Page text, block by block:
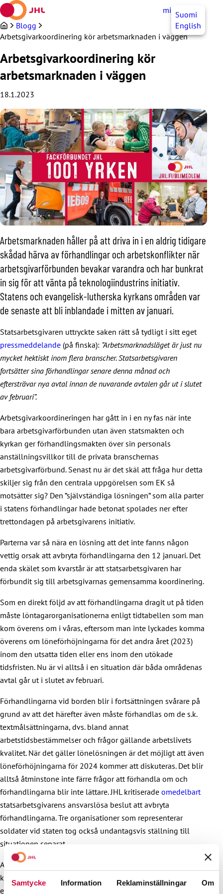
Samtycke Information Reklaminställningar Om
Hoppa
till
innehållet
mittJHL SV
Suomi
English
Blogg
Arbetsgivarkoordinering kör arbetsmarknaden i väggen
Arbetsgivarkoordinering kör
arbetsmarknaden i väggen
18.1.2023
Arbetsmarknaden håller på att driva in i en aldrig tidigare
skådad härva av förhandlingar och arbetskonflikter när
arbetsgivarförbunden bevakar varandra och har bunkrat
in sig för att vänta på teknologiindustrins initiativ.
Statens och evangelisk-lutherska kyrkans områden var
de senaste att bli inblandade i mitten av januari.
Statsarbetsgivaren uttryckte saken rätt så tydligt i sitt eget
pressmeddelande (på finska): ”Arbetsmarknadsläget är just nu
mycket hektiskt inom flera branscher. Statsarbetsgivaren
fortsätter sina förhandlingar senare denna månad och
eftersträvar nya avtal innan de nuvarande avtalen går ut i slutet
av februari”.
Arbetsgivarkoordineringen har gått in i en ny fas när inte
bara arbetsgivarförbunden utan även statsmakten och
kyrkan ger förhandlingsmakten över sin personals
anställningsvillkor till de privata branschernas
arbetsgivarförbund. Senast nu är det skäl att fråga hur detta
skiljer sig från den centrala uppgörelsen som EK så
motsätter sig? Den ”självständiga lösningen” som alla parter
i statens förhandlingar hade betonat spolades ner efter
trettondagen på arbetsgivarens initiativ.
Parterna var så nära en lösning att det inte fanns någon
vettig orsak att avbryta förhandlingarna den 12 januari. Det
enda skälet som kvarstår är att statsarbetsgivaren har
förbundit sig till arbetsgivarnas gemensamma koordinering.
Som en direkt följd av att förhandlingarna dragit ut på tiden
måste löntagarorganisationerna enligt tidtabellen som man
kom överens om i våras, eftersom man inte lyckades komma
överens om löneförhöjningarna för det andra året (2023)
inom den utsatta tiden eller ens inom den utökade
tidsfristen. Nu är vi alltså i en situation där båda områdenas
avtal går ut i slutet av februari.
Förhandlingarna vid borden blir i fortsättningen svårare på
grund av att det härefter även måste förhandlas om de s.k.
textmålsättningarna, dvs. bland annat
arbetstidsbestämmelser och frågor gällande arbetslivets
kvalitet. När det gäller lönelösningen är det möjligt att även
löneförhöjningarna för 2024 kommer att diskuteras. Det blir
alltså åtminstone inte färre frågor att förhandla om och
förhandlingarna blir inte lättare. JHL kritiserade omedelbart
statsarbetsgivarens ansvarslösa beslut att avbryta
förhandlingarna. Tre organisationer som representerar
soldater vid staten tog också undantagsvis ställning till
situationen separat.
Allt som allt är det sorgligt att statsarbetsgivaren och
kyrkans avtalsbransch inte hade mod att förhandla fram sina
egna lösningar, trygga sin personals inkomstutveckling och